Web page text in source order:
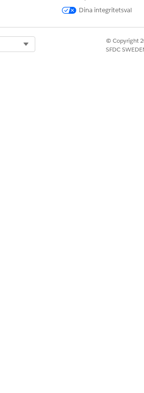
ANTECKNINGIntagsflödet för denna
över befintliga
Dina integritetsval
© Copyright
SFDC